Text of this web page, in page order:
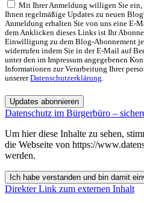
Mit Ihrer Anmeldung willigen Sie ein,
Ihnen regelmäßige Updates zu neuen
Anmeldung erhalten Sie von uns eine E-
dem Anklicken dieses Links ist Ihr
Einwilligung zu dem Blog-Abonnement
widerrufen indem Sie in der E-Mail auf
unter den im Impressum angegebenen
Informationen zur Verarbeitung Ihrer
unsererDatenschutzerklärung.
Updates abonnieren
Datenschutz im Bürgerbüro –
Um hier diese Inhalte zu sehen,
die Webseite von https://
werden.
Ich habe verstanden und bin damit
Direkter Link zum externen Inhalt